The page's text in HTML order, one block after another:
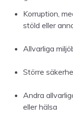
Kor­rup­tion,
stöld eller
All­varli­ga
Större
Andra
eller hälsa